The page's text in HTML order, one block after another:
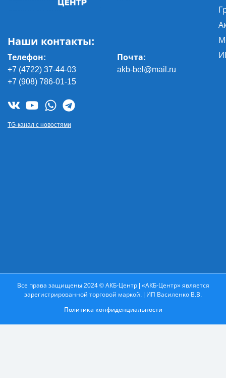
Наши контакты:
Телефон:
+7 (4722) 37-44-03
+7 (908) 786-01-15
Почта:
akb-bel@mail.ru
TG-канал с новостями
Все права защищены 2024 © АКБ-Центр | «АКБ-Центр» является
зарегистрированной торговой маркой. | ИП Василенко В.В.
Политика конфиденциальности